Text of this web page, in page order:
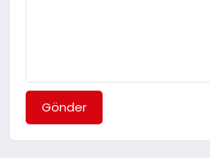
Gönder